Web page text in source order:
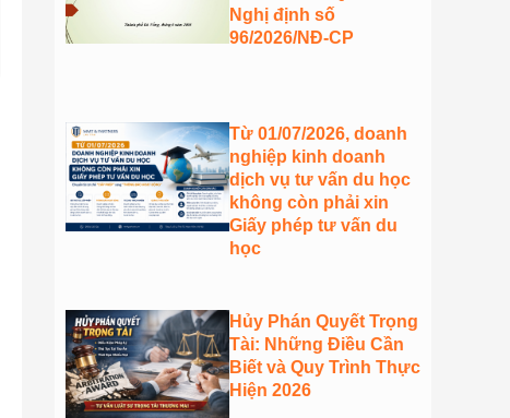
Nghị định số
96/2026/NĐ-CP
Từ 01/07/2026, doanh
nghiệp kinh doanh
dịch vụ tư vấn du học
không còn phải xin
Giấy phép tư vấn du
học
Hủy Phán Quyết Trọng
Tài: Những Điều Cần
Biết và Quy Trình Thực
Hiện 2026